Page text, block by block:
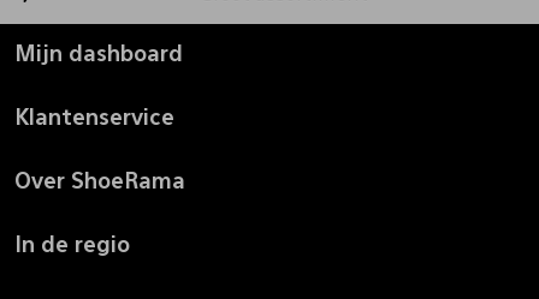
Mijn dashboard
Klantenservice
Over ShoeRama
In de regio